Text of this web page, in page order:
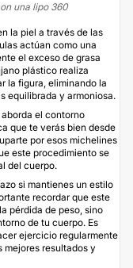
una lipo 360
la piel a través de las
actúan como una
el exceso de grasa
plástico realiza
la figura, eliminando la
equilibrada y armoniosa.
el contorno
que te verás bien desde
por esos michelines
este procedimiento se
del cuerpo.
si mantienes un estilo
recordar que este
pérdida de peso, sino
de tu cuerpo. Es
ejercicio regularmente
mejores resultados y